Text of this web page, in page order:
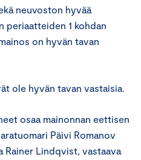
neuvoston hyvää
periaatteiden 1 kohdan
on hyvän tavan
ole hyvän tavan vastaisia.
osaa mainonnan eettisen
Päivi Romanov
Rainer Lindqvist, vastaava